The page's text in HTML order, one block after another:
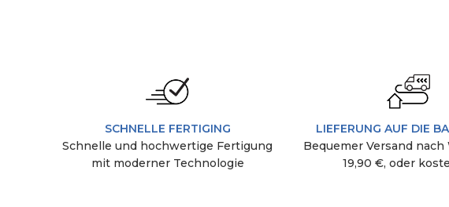
SCHNELLE FERTIGING
Schnelle und hochwertige Fertigung
mit moderner Technologie
LIEFERUNG AUF DIE
Bequemer Versand
19,90 €, oder